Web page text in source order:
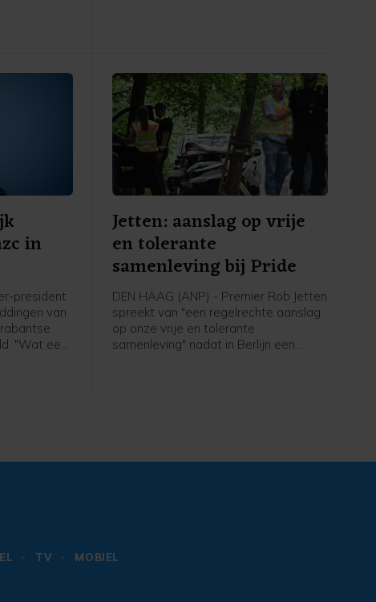
Nederland", zei hij tegen een ANP-
verslaggever.
in
president
van
"Wat een
Jetten: aanslag op vrije
en tolerante
samenleving bij Pride
DEN HAAG (ANP) - Premier Rob Jetten
spreekt van "een regelrechte aanslag
op onze vrije en tolerante
samenleving" nadat in Berlijn een
TV
MOBIEL